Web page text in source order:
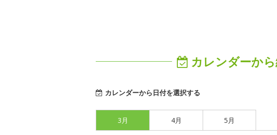
カレンダーか
カレンダーから日付を選択する
3月 4月 5月